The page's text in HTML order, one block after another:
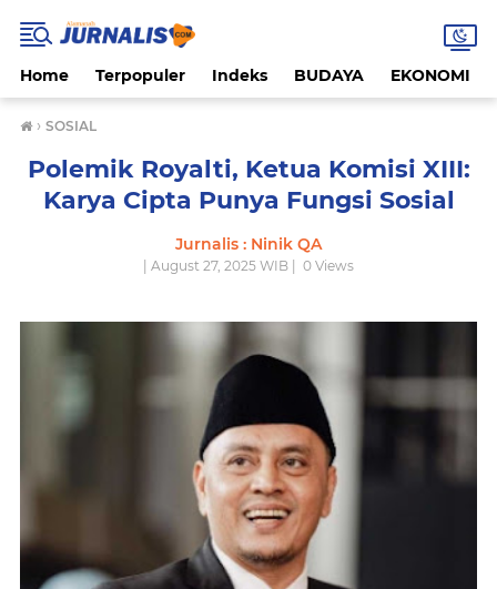
Home Terpopuler Indeks BUDAYA EKONOMI
› SOSIAL
Polemik Royalti, Ketua Komisi XIII:
Karya Cipta Punya Fungsi Sosial
Jurnalis : Ninik QA
| August 27, 2025 WIB | 0 Views